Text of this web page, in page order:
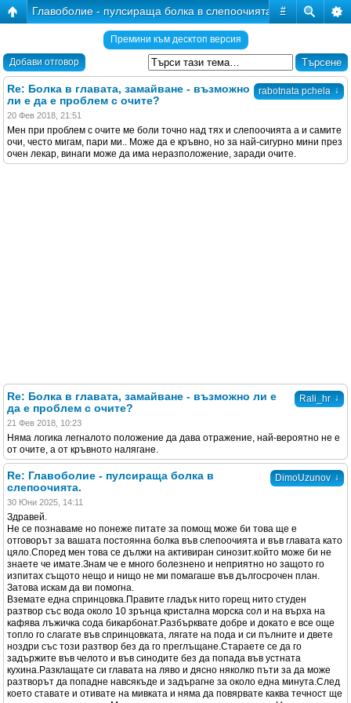
#
Главоболие - пулсираща болка в слепоочията.
Премини към десктоп версия
Добави отговор
rabotnata pchela ↓
Re: Болка в главата, замайване - възможно
ли е да е проблем с очите?
20 Фев 2018, 21:51
Мен при проблем с очите ме боли точно над тях и слепоочията а и самите
очи, често мигам, пари ми.. Може да е кръвно, но за най-сигурно мини през
очен лекар, винаги може да има неразположение, заради очите.
Rali_hr ↓
Re: Болка в главата, замайване - възможно ли е
да е проблем с очите?
21 Фев 2018, 10:23
Няма логика легналото положение да дава отражение, най-вероятно не е
от очите, а от кръвното налягане.
DimoUzunov ↓
Re: Главоболие - пулсираща болка в
слепоочията.
30 Юни 2025, 14:11
Здравей.
Не се познаваме но понеже питате за помощ може би това ще е
отговорът за вашата постоянна болка във слепоочията и във главата като
цяло.Според мен това се дължи на активиран синозит.който може би не
знаете че имате.Знам че е много болезнено и неприятно но защото го
изпитах същото нещо и нищо не ми помагаше във дългосрочен план.
Затова искам да ви помогна.
Вземате една спринцовка.Правите гладък нито горещ нито студен
разтвор със вода около 10 зрънца кристална морска сол и на върха на
кафява лъжичка сода бикарбонат.Разбърквате добре и докато е все още
топло го слагате във спринцовката, лягате на пода и си пълните и двете
ноздри със този разтвор без да го преглъщане.Стараете се да го
задържите във челото и във синодите без да попада във устната
кухина.Разклащате си главата на ляво и дясно няколко пъти за да може
разтворът да попадне навсякъде и задърагне за около една минута.След
което ставате и отивате на мивката и няма да повярвате каква течност ще